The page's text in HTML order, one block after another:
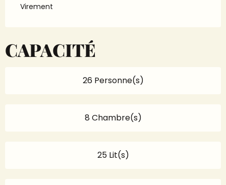
Virement
CAPACITÉ
26 Personne(s)
8 Chambre(s)
25 Lit(s)